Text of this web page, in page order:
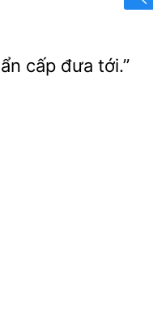
đưa tới.”